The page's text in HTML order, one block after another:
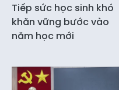
Tiếp sức học sinh khó
khăn vững bước vào
năm học mới